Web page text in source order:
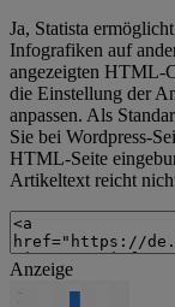
Ja, Statista
Infografiken auf
angezeigten HTML-
die Einstellung der
anpassen. Als
Sie bei Wordpress-
HTML-Seite
Artikeltext reicht
Anzeige